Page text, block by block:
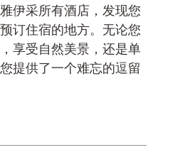
伊采所有酒店，发现您
订住宿的地方。无论您
享受自然美景，还是单
提供了一个难忘的逗留